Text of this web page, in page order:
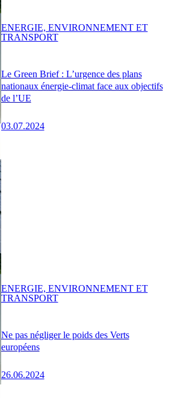
Le Green Brief : L’urgence des plans
nationaux énergie-climat face aux objectifs
de l’UE
03.07.2024
ENERGIE, ENVIRONNEMENT ET
TRANSPORT
Ne pas négliger le poids des Verts
européens
26.06.2024
ENERGIE, ENVIRONNEMENT ET
TRANSPORT